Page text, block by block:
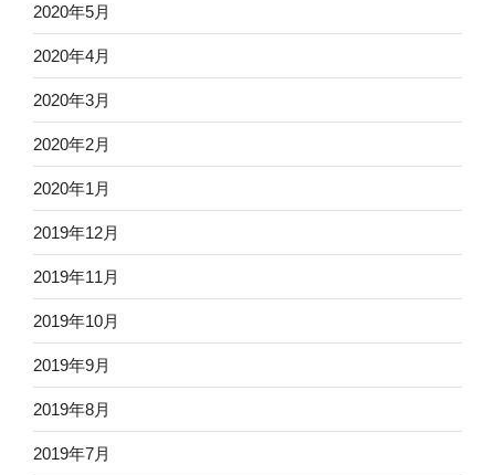
2020年5月
2020年4月
2020年3月
2020年2月
2020年1月
2019年12月
2019年11月
2019年10月
2019年9月
2019年8月
2019年7月